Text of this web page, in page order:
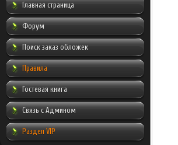
Главная страница
Форум
Поиск заказ обложек
Правила
Гостевая книга
Связь с Админом
Раздел VIP